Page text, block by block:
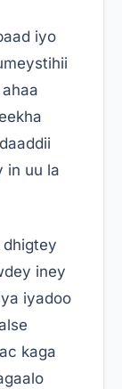
iyo
in uu la
dhigtey
iney
iyadoo
kaga